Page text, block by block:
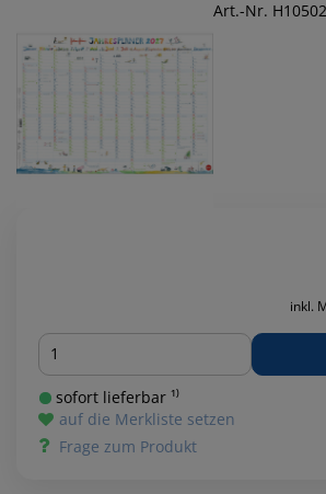
Art.-Nr.
inkl.
Menge
sofort lieferbar ¹⁾
auf die Merkliste setzen
Frage zum Produkt